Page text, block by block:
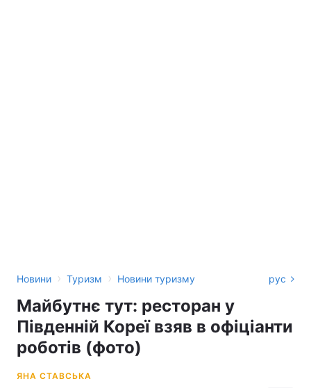
Новини › Туризм › Новини туризму рус
Майбутнє тут: ресторан у
Південній Кореї взяв в офіціанти
роботів (фото)
ЯНА СТАВСЬКА